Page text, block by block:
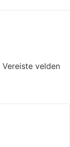
Vereiste velden